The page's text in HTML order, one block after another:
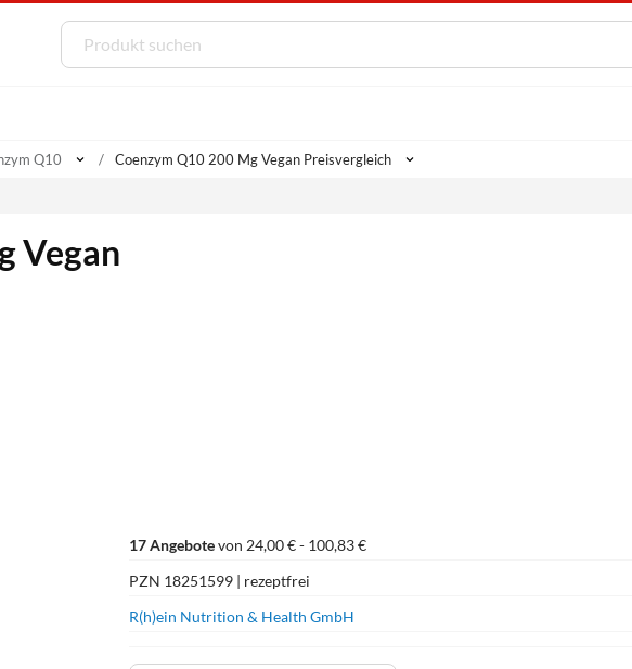
Q10 Coenzym Q10 200 Mg Vegan Preisvergleich
Vegan
17 Angebotevon 24,00 € - 100,83 €
PZN 18251599 | rezeptfrei
R(h)ein Nutrition & Health GmbH